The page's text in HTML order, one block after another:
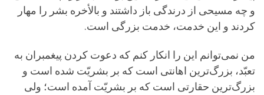
و چه مسیحی از درندگی باز داشتند و بالأخره بشر را مهار
کردند و این خدمت، خدمت بزرگی است.
من نمی‌توانم این را انکار کنم که دعوت کردن پیغمبران به
تعبّد، بزرگ‌ترین اهانتی است که بر بشریّت شده است و
بزرگ‌ترین حقارتی است که بر بشریّت آمده است؛ ولی